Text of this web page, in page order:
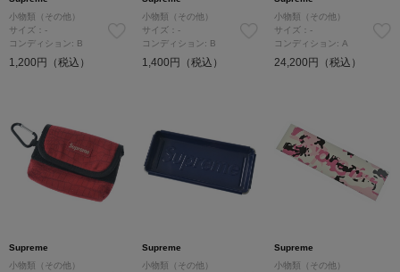
小物類（その他）
サイズ：-
コンディション: B
1,200円（税込）
小物類（その他）
サイズ：-
コンディション: B
1,400円（税込）
小物類（その他）
サイズ：-
コンディション: A
24,200円（税込）
Supreme
小物類（その他）
Supreme
小物類（その他）
Supreme
小物類（その他）